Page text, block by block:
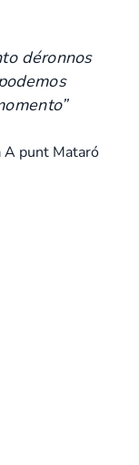
déronnos
”
A punt Mataró